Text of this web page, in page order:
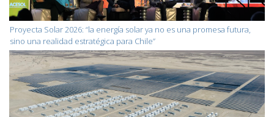
Proyecta Solar 2026: “la energía solar ya no es una promesa futura,
sino una realidad estratégica para Chile”